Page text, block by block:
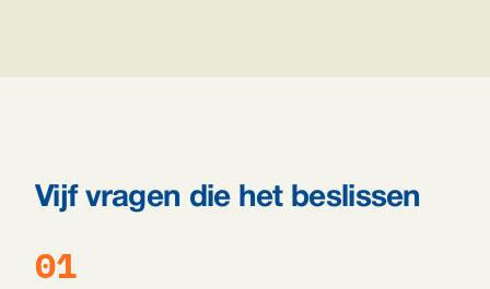
Vijf vragen die het beslissen
01